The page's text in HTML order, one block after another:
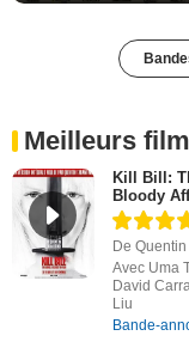
Meilleurs
Kill Bill:
Bloody
De
Avec Uma
David
Liu
Bande-